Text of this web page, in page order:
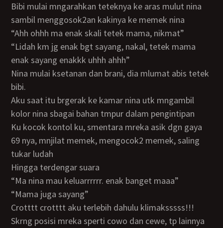
bibi mulai mngarahkan teteknya ke aras mulut nina
sambil menggosok2an kakinya ke memek nina
“ahh ohhh ma enak skali tetek mama, nikmat”
“lidah km jg enak bgt sayang, nakal, tetek mama
enak sayang enakkk uhhh ahhh”
nina mulai ksetanan dan brani, dia mlumat abis tetek
bibi.
aku saat itu brgerak ke kamar nina utk mngambil
kolor nina sbagai bahan tmpur dalam pengintipan
ku kocok kontol ku, smentara mreka asik dgn gaya
69 nya, mnjilat memek, mengocok2 memek, saling
tukar ludah
hingga terdengar suara
“ma nina mau keluarrrrrr. enak banget maaa”
“mama juga sayang”
crotttt crotttt aku terlebih dahulu klimaksssss!!!
skrng posisi mreka sperti cowo dan cewe, tp lainnya